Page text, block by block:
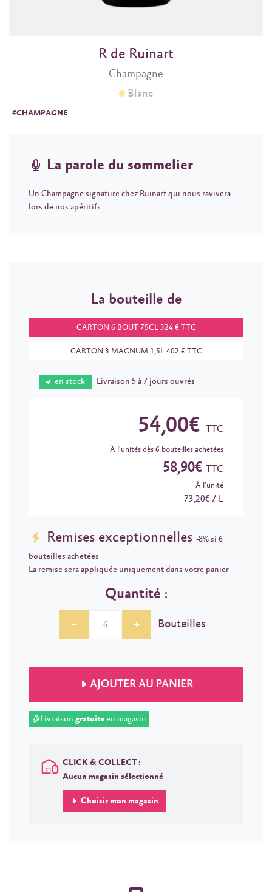
Champagne
R de Ruinart
Blanc
#CHAMPAGNE
La parole du sommelier
Un Champagne signature chez Ruinart qui nous ravivera
lors de nos apéritifs
La bouteille de
CARTON 6 BOUT 75CL 324 € TTC
CARTON 3 MAGNUM 1,5L 402 € TTC
en stock Livraison 5 à 7 jours ouvrés
54,00€ TTC
À l'unités dès 6 bouteilles achetées
58,90€ TTC
À l'unité
73,20€ / L
Remises exceptionnelles -8% si 6
bouteilles achetées
La remise sera appliquée uniquement dans votre panier
Quantité :
-
+ Bouteilles
AJOUTER AU PANIER
Livraison gratuiteen magasin
CLICK & COLLECT :
Aucun magasin sélectionné
Choisir mon magasin